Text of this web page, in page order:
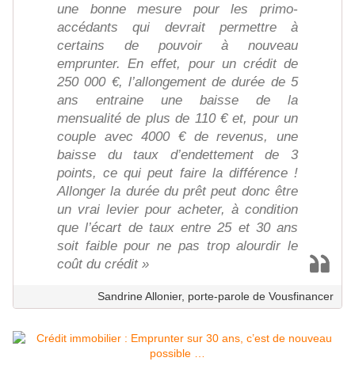
une bonne mesure pour les primo-
accédants qui devrait permettre à
certains de pouvoir à nouveau
emprunter. En effet, pour un crédit de
250 000 €, l’allongement de durée de 5
ans entraine une baisse de la
mensualité de plus de 110 € et, pour un
couple avec 4000 € de revenus, une
baisse du taux d’endettement de 3
points, ce qui peut faire la différence !
Allonger la durée du prêt peut donc être
un vrai levier pour acheter, à condition
que l’écart de taux entre 25 et 30 ans
soit faible pour ne pas trop alourdir le
coût du crédit »
Sandrine Allonier, porte-parole de Vousfinancer